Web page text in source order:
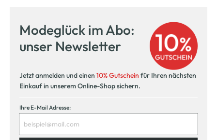
Modeglück im Abo:
unser Newsletter
Jetzt anmelden und einen 10% Gutschein für Ihren nächsten
Einkauf in unserem Online-Shop sichern.
Ihre E-Mail Adresse: